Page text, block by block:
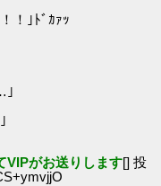
！｣ﾄﾞｶｧｯ
｣
VIPがお送りします[] 投